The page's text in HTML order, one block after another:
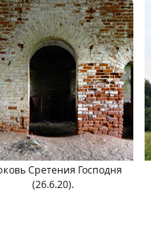
Сретения Господня
(26.6.20).